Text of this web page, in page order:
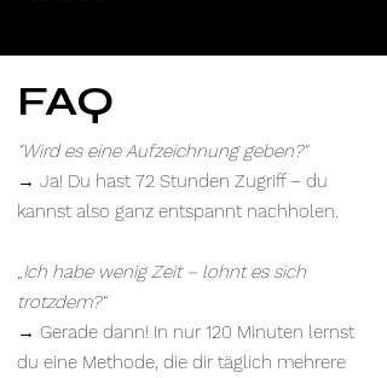
FAQ
"Wird es eine Aufzeichnung geben?"
→ Ja! Du hast 72 Stunden Zugriff – du
kannst also ganz entspannt nachholen.
„Ich habe wenig Zeit – lohnt es sich
trotzdem?“
→ Gerade dann! In nur 120 Minuten lernst
du eine Methode, die dir täglich mehrere